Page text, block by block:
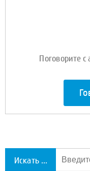
Поговорите
Искать по всей поддержке